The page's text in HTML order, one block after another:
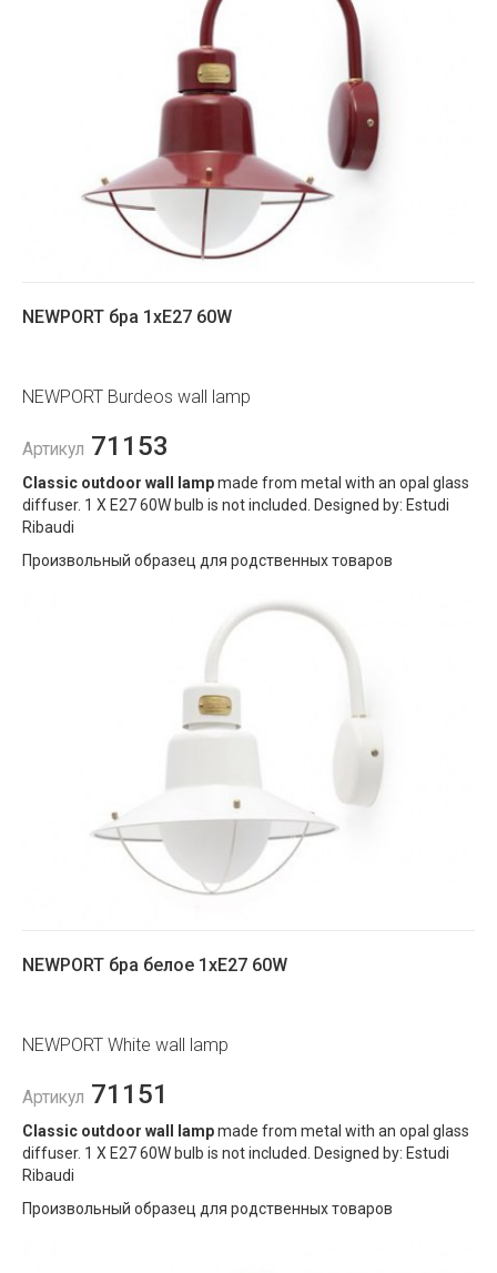
NEWPORT бра 1хE27 60W
NEWPORT Burdeos wall lamp
Артикул 71153
Classic outdoor wall lampmade from metal with an opal glass
diffuser. 1 X E27 60W bulb is not included. Designed by: Estudi
Ribaudi
Произвольный образец для родственных товаров
NEWPORT бра белое 1хE27 60W
NEWPORT White wall lamp
Артикул 71151
Classic outdoor wall lampmade from metal with an opal glass
diffuser. 1 X E27 60W bulb is not included. Designed by: Estudi
Ribaudi
Произвольный образец для родственных товаров